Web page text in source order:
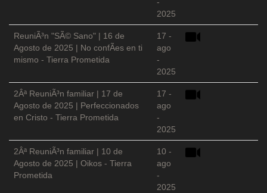
2025
ReuniÃ³n "SÃ© Sano" | 16 de
Agosto de 2025 | No confÃ­es en ti
mismo - Tierra Prometida
17 -
ago
-
2025
2Âª ReuniÃ³n familiar | 17 de
Agosto de 2025 | Perfeccionados
en Cristo - Tierra Prometida
17 -
ago
-
2025
2Âª ReuniÃ³n familiar | 10 de
Agosto de 2025 | Oikos - Tierra
Prometida
10 -
ago
-
2025